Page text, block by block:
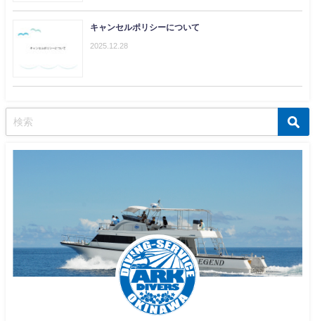
キャンセルポリシーについて
2025.12.28